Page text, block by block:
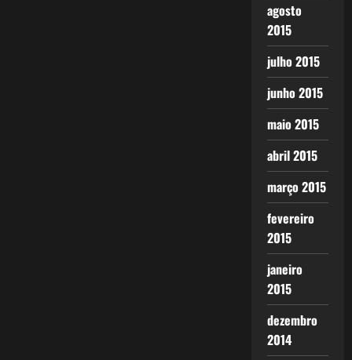
agosto
2015
julho 2015
junho 2015
maio 2015
abril 2015
março 2015
fevereiro
2015
janeiro
2015
dezembro
2014